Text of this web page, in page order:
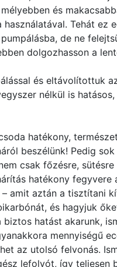
és
használatával. Tehát ez
de ne
dolgozhasson a
és eltávolítottuk
nélkül is
hatékony,
beszélünk! Pedig
csak főzésre,
hatékony
amit aztán a tisztítani
és hagyjuk
biztos hatást akarunk,
mennyiségű
az utolsó felvonás.
lefolyót, így teljesen